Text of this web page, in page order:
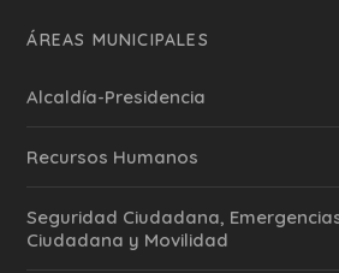
ÁREAS MUNICIPALES
Alcaldía-Presidencia
Recursos Humanos
Seguridad Ciudadana,
Ciudadana y Movilidad